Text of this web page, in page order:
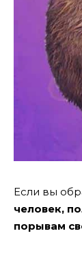
Если вы
человек,
порывам